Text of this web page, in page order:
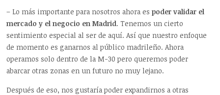
– Lo más importante para nosotros ahora espoder validar el
mercado y el negocio en Madrid. Tenemos un cierto
sentimiento especial al ser de aquí. Así que nuestro enfoque
de momento es ganarnos al público madrileño. Ahora
operamos solo dentro de la M-30 pero queremos poder
abarcar otras zonas en un futuro no muy lejano.
Después de eso, nos gustaría poder expandirnos a otras